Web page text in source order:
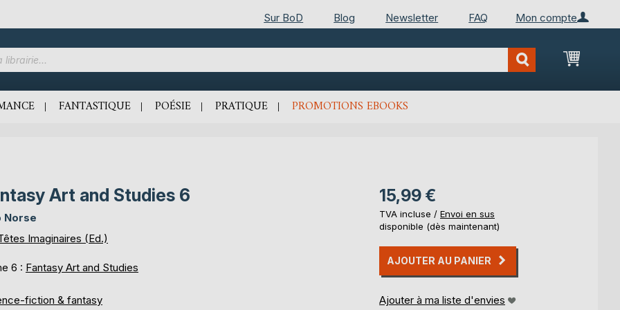
Mon compte
Sur BoD Blog Newsletter FAQ
Mon
FANTASTIQUE POÉSIE PRATIQUE PROMOTIONS EBOOKS
Art and Studies 6
Norse
Imaginaires (Ed.)
6 : Fantasy Art and Studies
fiction & fantasy
15,99 €
TVA incluse / Envoi en sus
disponible (dès maintenant)
AJOUTER AU PANIER
Ajouter à ma liste d'envies